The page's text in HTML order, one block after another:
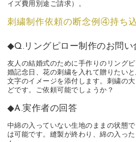
イズ費用別途ご請求）。
刺繍制作依頼の断念例④持ち
◆Q.リングピロー制作のお問い
友人の結婚式のために手作りのリング
婚記念日、花の刺繍を入れて贈りたい
文字のイメージを添付します。刺繍の
どです。ご依頼可能でしょうか？
◆A.実作者の回答
中綿の入っていない生地のままの状態
は可能です。縫製が終わり、綿の入っ